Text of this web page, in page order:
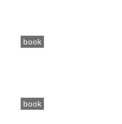
book
book